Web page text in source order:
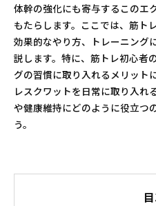
体幹の強化にも寄与するこのエ
もたらします。ここでは、筋ト
効果的なやり方、トレーニング
説します。特に、筋トレ初心者
グの習慣に取り入れるメリット
レスクワットを日常に取り入れ
や健康維持にどのように役立つ
う。